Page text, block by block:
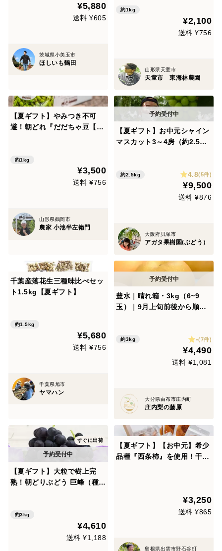
¥5,880
送料 ¥605
茨城県小美玉市
ほしいも鶴田
約1kg
¥2,100
送料 ¥756
山形県天童市
天童市 東海林農園
【夏ギフト】やみつき不可
避！朝どれ『だだちゃ豆【早
約1kg
¥3,500
送料 ¥756
山形県鶴岡市
農家 小池半左衛門
【夏ギフト】お中元シャイン
マスカット3～4房（約2.5
約2.5kg 4.8(5件)
¥9,500
送料 ¥876
大阪府貝塚市
アガタ果樹園(ぶどう）
千葉産落花生三種味比べセッ
ト1.5kg【夏ギフト】
約1.5kg
¥5,680
送料 ¥756
千葉県旭市
ヤマハン
豊水｜晴れ箱・3kg（6~9
玉）｜9月上旬前後から順次
【贈答向】
約3kg -(7件)
¥4,490
送料 ¥1,081
大分県由布市庄内町
庄内梨の藤原
すぐに出荷
【夏ギフト】大粒で樹上完
熟！朝どりぶどう 巨峰（種あ
約3kg
¥4,610
送料 ¥1,188
【夏ギフト】【お中元】希少
品種『西条柿』を使用！干し
¥3,250
送料 ¥865
島根県出雲市野石谷町